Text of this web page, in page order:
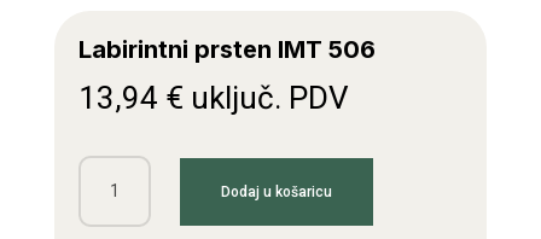
Labirintni prsten IMT 506
13,94 € uključ. PDV
Labirintni
prsten
Dodaj u košaricu